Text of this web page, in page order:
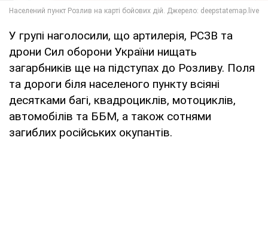
У групі наголосили, що артилерія, РСЗВ та
дрони Сил оборони України нищать
загарбників ще на підступах до Розливу. Поля
та дороги біля населеного пункту всіяні
десятками багі, квадроциклів, мотоциклів,
автомобілів та ББМ, а також сотнями
загиблих російських окупантів.